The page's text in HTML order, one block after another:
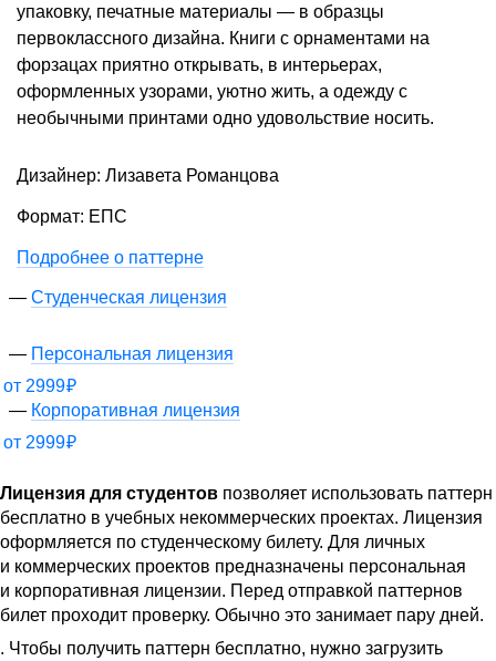
упаковку, печатные материалы — в образцы
первоклассного дизайна. Книги с орнаментами на
форзацах приятно открывать, в интерьерах,
оформленных узорами, уютно жить, а одежду с
необычными принтами одно удовольствие носить.
Дизайнер: Лизавета Романцова
Формат: ЕПС
Подробнее о паттерне
Студенческая лицензия
Персональная лицензия
от 2999₽
Корпоративная лицензия
от 2999₽
Лицензия для студентов позволяет использовать паттерн
бесплатно в учебных некоммерческих проектах. Лицензия
оформляется по студенческому билету. Для личных
и коммерческих проектов предназначены персональная
и корпоративная лицензии. Перед отправкой паттернов
билет проходит проверку. Обычно это занимает пару дней.
Чтобы получить паттерн бесплатно, нужно загрузить